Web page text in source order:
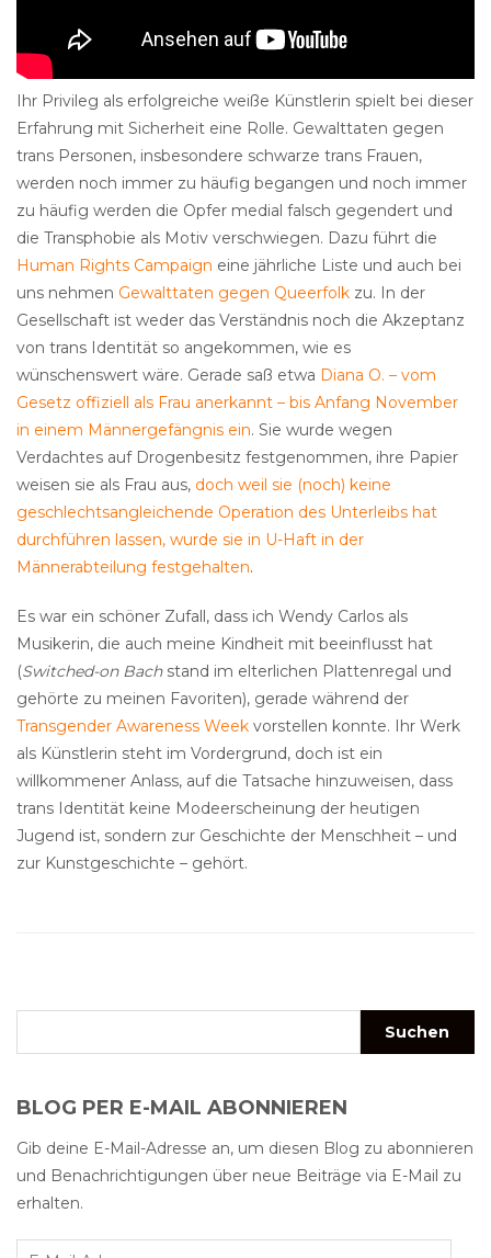
Ihr Privileg als erfolgreiche weiße Künstlerin spielt bei dieser
Erfahrung mit Sicherheit eine Rolle. Gewalttaten gegen
trans Personen, insbesondere schwarze trans Frauen,
werden noch immer zu häufig begangen und noch immer
zu häufig werden die Opfer medial falsch gegendert und
die Transphobie als Motiv verschwiegen. Dazu führt die
Human Rights Campaign eine jährliche Liste und auch bei
uns nehmen Gewalttaten gegen Queerfolk zu. In der
Gesellschaft ist weder das Verständnis noch die Akzeptanz
von trans Identität so angekommen, wie es
wünschenswert wäre. Gerade saß etwa Diana O. – vom
Gesetz offiziell als Frau anerkannt – bis Anfang November
in einem Männergefängnis ein. Sie wurde wegen
Verdachtes auf Drogenbesitz festgenommen, ihre Papier
weisen sie als Frau aus, doch weil sie (noch) keine
geschlechtsangleichende Operation des Unterleibs hat
durchführen lassen, wurde sie in U-Haft in der
Männerabteilung festgehalten.
Es war ein schöner Zufall, dass ich Wendy Carlos als
Musikerin, die auch meine Kindheit mit beeinflusst hat
(Switched-on Bachstand im elterlichen Plattenregal und
gehörte zu meinen Favoriten), gerade während der
Transgender Awareness Week vorstellen konnte. Ihr Werk
als Künstlerin steht im Vordergrund, doch ist ein
willkommener Anlass, auf die Tatsache hinzuweisen, dass
trans Identität keine Modeerscheinung der heutigen
Jugend ist, sondern zur Geschichte der Menschheit – und
zur Kunstgeschichte – gehört.
BLOG PER E-MAIL ABONNIEREN
Gib deine E-Mail-Adresse an, um diesen Blog zu abonnieren
und Benachrichtigungen über neue Beiträge via E-Mail zu
erhalten.